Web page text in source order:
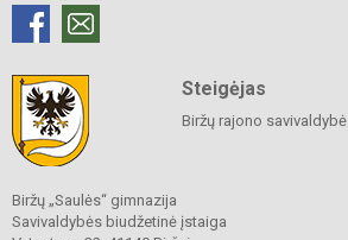
Steigėjas
Biržų rajono savivaldybė
Biržų „Saulės“ gimnazija
Savivaldybės biudžetinė įstaiga